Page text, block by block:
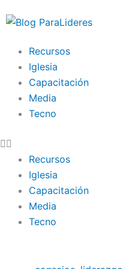
al
Recursos
Iglesia
Capacitación
Media
Tecno
Recursos
Iglesia
Capacitación
Media
Tecno